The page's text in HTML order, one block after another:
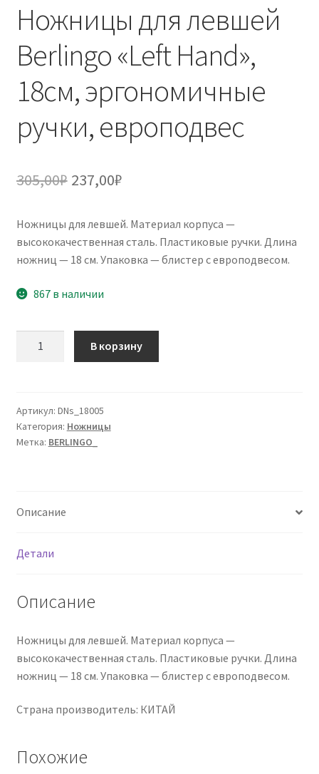
Ножницы для левшей
Berlingo «Left Hand»,
18см, эргономичные
ручки, европодвес
305,00₽ Первоначальная
составляла
305,00₽.
237,00₽Текущая
237,00₽.
Ножницы для левшей. Материал корпуса —
высококачественная сталь. Пластиковые ручки. Длина
ножниц — 18 см. Упаковка — блистер с европодвесом.
867 в наличии
левшей
Berlingo
"Left
ручки,
В корзину
Артикул: DNs_18005
Категория: Ножницы
Метка: BERLINGO_
Описание
Детали
Описание
Ножницы для левшей. Материал корпуса —
высококачественная сталь. Пластиковые ручки. Длина
ножниц — 18 см. Упаковка — блистер с европодвесом.
Страна производитель: КИТАЙ
Похожие